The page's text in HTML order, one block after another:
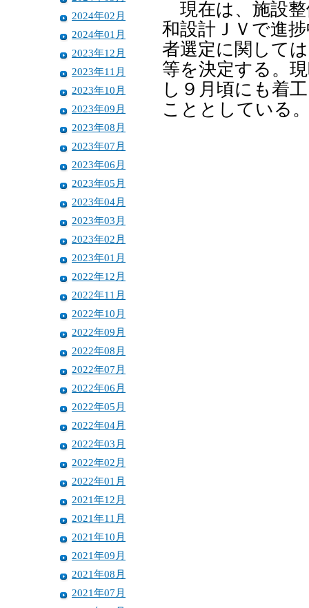
2024年02月
2024年01月
2023年12月
2023年11月
2023年10月
2023年09月
2023年08月
2023年07月
2023年06月
2023年05月
2023年04月
2023年03月
2023年02月
2023年01月
2022年12月
2022年11月
2022年10月
2022年09月
2022年08月
2022年07月
2022年06月
2022年05月
2022年04月
2022年03月
2022年02月
2022年01月
2021年12月
2021年11月
2021年10月
2021年09月
2021年08月
2021年07月
現在は、施設整
和設計ＪＶで進
者選定に関して
等を決定する。
し９月頃にも着
こととしている